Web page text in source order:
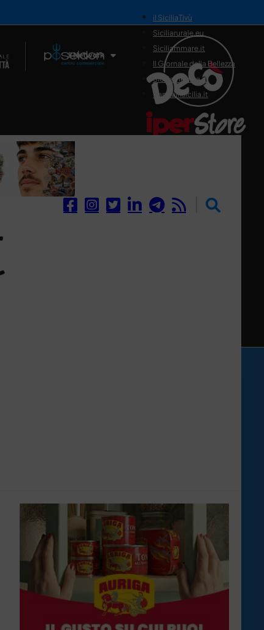
Il Network
il SiciliaTivù
Siciliarurale.eu
Siciliammare.it
Il Giornale della Bellezza
Siciliamedica.it
Sanitainsicilia.it